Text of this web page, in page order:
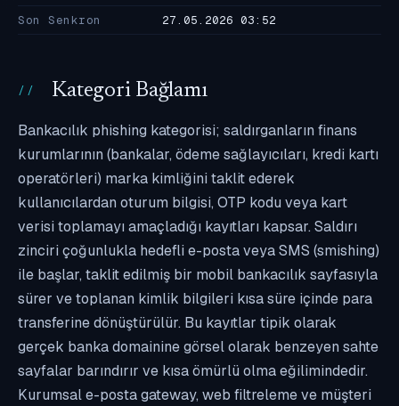
Son Senkron 27.05.2026 03:52
Kategori Bağlamı
Bankacılık phishing kategorisi; saldırganların finans
kurumlarının (bankalar, ödeme sağlayıcıları, kredi kartı
operatörleri) marka kimliğini taklit ederek
kullanıcılardan oturum bilgisi, OTP kodu veya kart
verisi toplamayı amaçladığı kayıtları kapsar. Saldırı
zinciri çoğunlukla hedefli e-posta veya SMS (smishing)
ile başlar, taklit edilmiş bir mobil bankacılık sayfasıyla
sürer ve toplanan kimlik bilgileri kısa süre içinde para
transferine dönüştürülür. Bu kayıtlar tipik olarak
gerçek banka domainine görsel olarak benzeyen sahte
sayfalar barındırır ve kısa ömürlü olma eğilimindedir.
Kurumsal e-posta gateway, web filtreleme ve müşteri